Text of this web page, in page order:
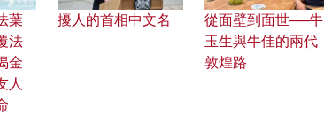
葉
法
金
人
擾人的首相中文名
從面壁到面世──牛
玉生與牛佳的兩代
敦煌路